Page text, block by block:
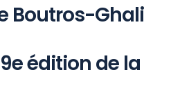
Boutros-Ghali
édition de la